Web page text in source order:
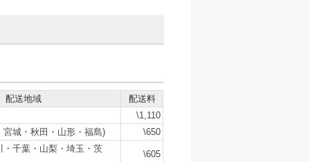
配送地域
配送料
\1,110
宮城・秋田・山形・福島)
\650
・千葉・山梨・埼玉・茨
\605